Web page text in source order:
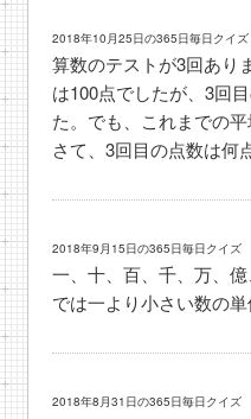
2018年10月25日の365日毎日クイズ
算数のテストが3回あり
は100点でしたが、3回
た。でも、これまでの平
さて、3回目の点数は何
2018年9月15日の365日毎日クイズ
一、十、百、千、万、
では一より小さい数の
2018年8月31日の365日毎日クイズ